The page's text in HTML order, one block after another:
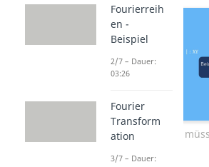
Beide Terme
Fourierreih
en -
Beispiel
2/7 – Dauer:
03:26
Fourier
Transform
ation
3/7 – Dauer: